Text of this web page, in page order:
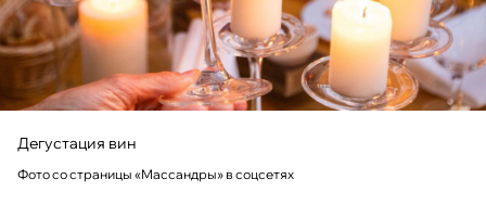
Дегустация вин
Фото со страницы «Массандры» в соцсетях